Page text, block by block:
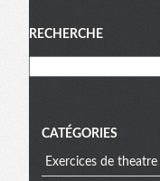
Menu
RECHERCHE
CATÉGORIES
Exercices de theatre